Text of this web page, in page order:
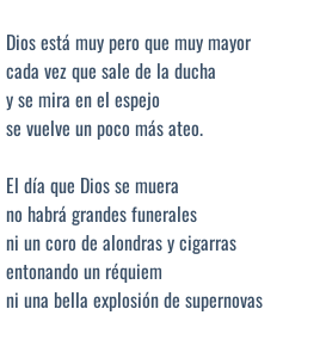
Dios está muy pero que muy mayor
cada vez que sale de la ducha
y se mira en el espejo
se vuelve un poco más ateo.
El día que Dios se muera
no habrá grandes funerales
ni un coro de alondras y cigarras
entonando un réquiem
ni una bella explosión de supernovas